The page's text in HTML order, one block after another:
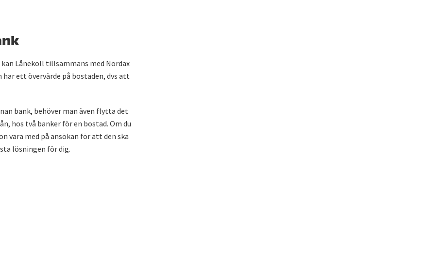
Lånekoll tillsammans med Nordax
ett övervärde på bostaden, dvs att
bank, behöver man även flytta det
hos två banker för en bostad. Om du
vara med på ansökan för att den ska
lösningen för dig.